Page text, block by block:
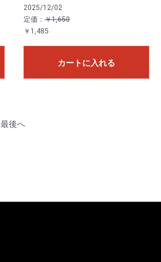
2025/12/02
定価：￥1,650
￥1,485
カートに入れる
最後へ